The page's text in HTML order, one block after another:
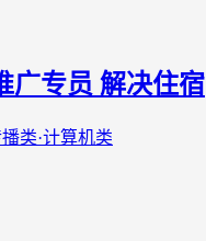
广专员 解决住宿
类·计算机类